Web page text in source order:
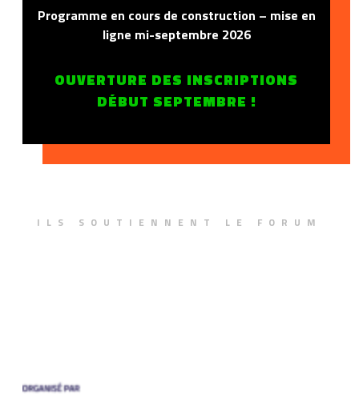
Programme en cours de construction – mise en
ligne mi-septembre 2026
OUVERTURE DES INSCRIPTIONS
DÉBUT SEPTEMBRE !
ILS SOUTIENNENT LE FORUM